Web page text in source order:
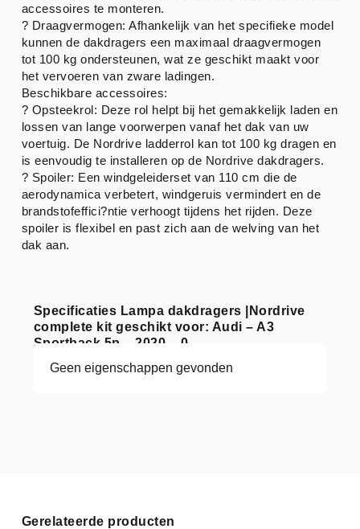
Specificaties Lampa dakdragers |Nordrive
complete kit geschikt voor: Audi – A3
Sportback 5p – 2020 – 0
Geen eigenschappen gevonden
accessoires te monteren.
? Draagvermogen: Afhankelijk van het specifieke model
kunnen de dakdragers een maximaal draagvermogen
tot 100 kg ondersteunen, wat ze geschikt maakt voor
het vervoeren van zware ladingen.
Beschikbare accessoires:
? Opsteekrol: Deze rol helpt bij het gemakkelijk laden en
lossen van lange voorwerpen vanaf het dak van uw
voertuig. De Nordrive ladderrol kan tot 100 kg dragen en
is eenvoudig te installeren op de Nordrive dakdragers.
? Spoiler: Een windgeleiderset van 110 cm die de
aerodynamica verbetert, windgeruis vermindert en de
brandstofeffici?ntie verhoogt tijdens het rijden. Deze
spoiler is flexibel en past zich aan de welving van het
dak aan.
Gerelateerde producten